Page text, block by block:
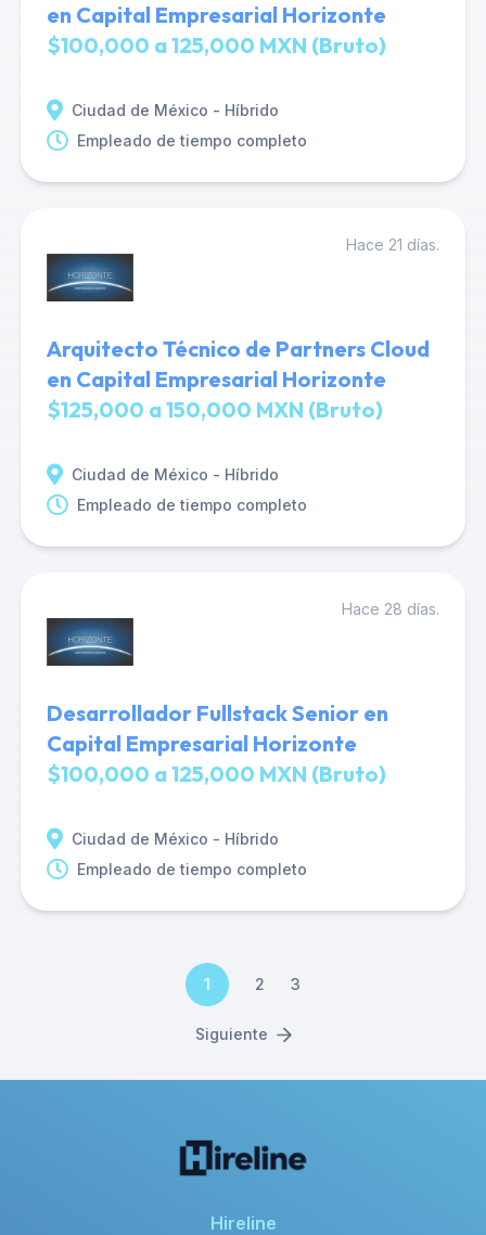
en Capital Empresarial Horizonte
$100,000 a 125,000 MXN (Bruto)
Ciudad de México - Híbrido
Empleado de tiempo completo
Hace 21 días.
Arquitecto Técnico de Partners Cloud
en Capital Empresarial Horizonte
$125,000 a 150,000 MXN (Bruto)
Ciudad de México - Híbrido
Empleado de tiempo completo
Hace 28 días.
Desarrollador Fullstack Senior en
Capital Empresarial Horizonte
$100,000 a 125,000 MXN (Bruto)
Ciudad de México - Híbrido
Empleado de tiempo completo
1 2 3
Siguiente
Hireline